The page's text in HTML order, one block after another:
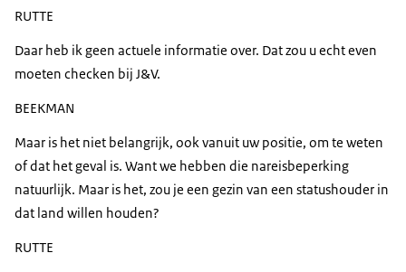
RUTTE
Daar heb ik geen actuele informatie over. Dat zou u echt even
moeten checken bij J&V.
BEEKMAN
Maar is het niet belangrijk, ook vanuit uw positie, om te weten
of dat het geval is. Want we hebben die nareisbeperking
natuurlijk. Maar is het, zou je een gezin van een statushouder in
dat land willen houden?
RUTTE